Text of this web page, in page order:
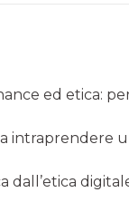
ed etica:
intraprendere
dall’etica